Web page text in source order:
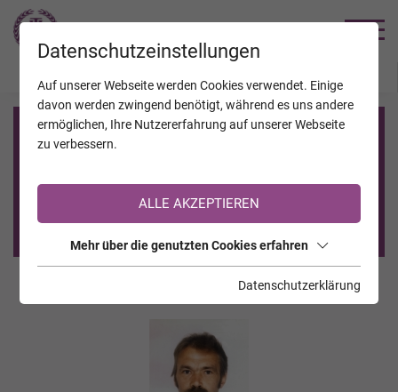
Registrierung auf TrauerHilfe.it
Sie sind noch nicht auf TrauerHilfe.it registriert?
>> zur kostenlosen Registrierung <<
Datenschutzeinstellungen
Auf unserer Webseite werden Cookies verwendet. Einige
davon werden zwingend benötigt, während es uns andere
ermöglichen, Ihre Nutzererfahrung auf unserer Webseite
zu verbessern.
ALLE AKZEPTIEREN
Mehr über die genutzten Cookies erfahren
Datenschutzerklärung
JAHRESTAGE KALENDER VERSTORBENE